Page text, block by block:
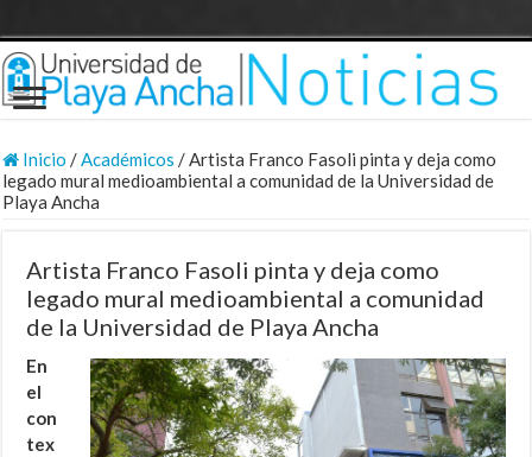
Inicio /Académicos /Artista Franco Fasoli pinta y deja como
legado mural medioambiental a comunidad de la Universidad de
Playa Ancha
Artista Franco Fasoli pinta y deja como
legado mural medioambiental a comunidad
de la Universidad de Playa Ancha
En
el
con
tex